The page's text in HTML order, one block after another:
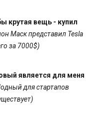
крутая вещь - купил
Маск представил Tesla
за 7000$)
является для меня
для стартапов